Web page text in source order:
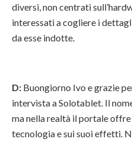
diversi, non centrati
interessati a cogliere i
da esse indotte.
D: Buongiorno Ivo e grazie
intervista a Solotablet. Il
ma nella realtà il portale
tecnologia e sui suoi effetti.